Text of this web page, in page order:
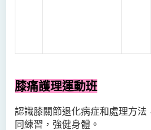
膝痛護理運動班
認識膝關節退化病症和處理方法
同練習，強健身體。